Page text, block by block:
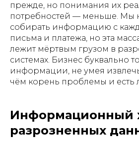
прежде, но понимания их
потребностей — меньше. Мы
собирать информацию с
письма и платежа, но эта
лежит мёртвым грузом в
системах. Бизнес буквально
информации, не умея
чём корень проблемы и есть
Информационный
разрозненных